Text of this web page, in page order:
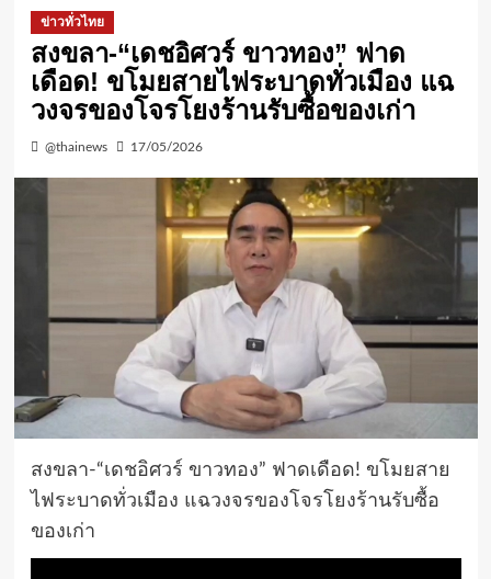
ข่าวทั่วไทย
สงขลา-“เดชอิศวร์ ขาวทอง” ฟาด
เดือด! ขโมยสายไฟระบาดทั่วเมือง แฉ
วงจรของโจรโยงร้านรับซื้อของเก่า
@thainews 17/05/2026
สงขลา-“เดชอิศวร์ ขาวทอง” ฟาดเดือด! ขโมยสาย
ไฟระบาดทั่วเมือง แฉวงจรของโจรโยงร้านรับซื้อ
ของเก่า